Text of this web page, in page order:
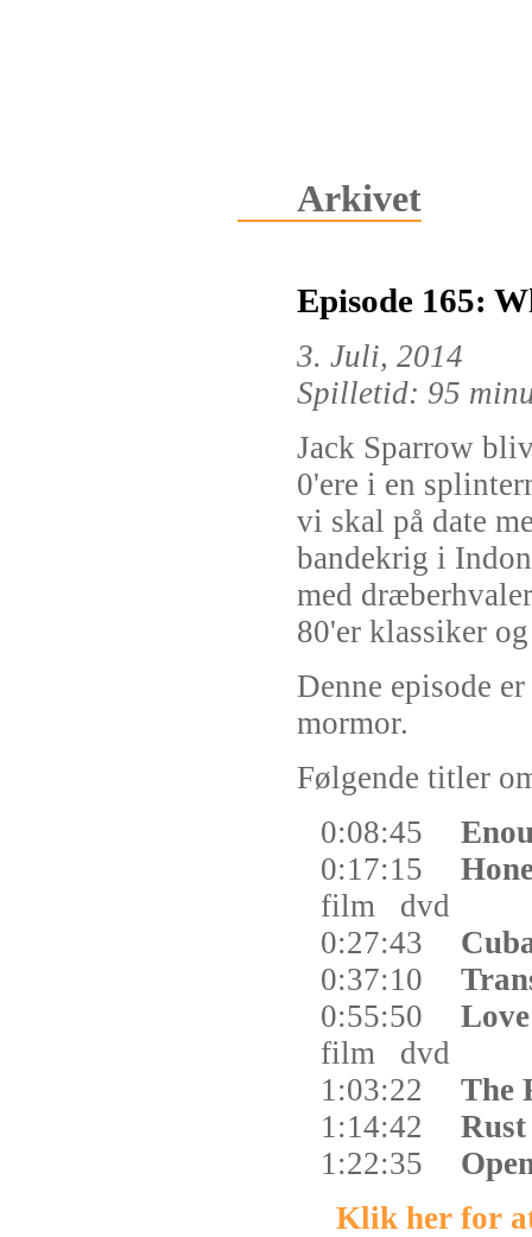
Arkivet
Episode 165:
3. Juli, 2014
Spilletid: 95
Jack Sparrow
0'ere i en
vi skal på date
bandekrig i
med
80'er klassiker
Denne episode
mormor.
Følgende titler
0:08:45
0:17:15
film
dvd
0:27:43
0:37:10
0:55:50
film
dvd
1:03:22
The
1:14:42
1:22:35
Klik her for